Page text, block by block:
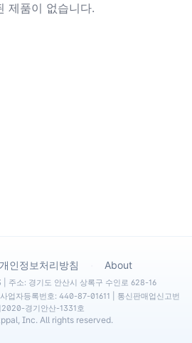
제품이 없습니다.
개인정보처리방침 About
주소: 경기도 안산시 상록구 수인로 628-16
업자등록번호: 440-87-01611 | 통신판매업신고번
2020-경기안산-1331호
Inc. All rights reserved.